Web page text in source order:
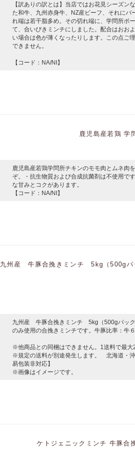
【訳ありの訳とは】当店ではお花見シーズ
た和牛、九州赤身牛、NZ産ビーフ、それに
れ端は若干脂多め。その切れ端に、学問所ポ
て、合いびきミンチにしました。配合はおお
い場合は色が薄くなったりします。この点ご
できません。
【コード：NA/NI】
鹿児島産若鶏 学
鹿児島産若鶏学問所チキンのモモ肉とムネ肉
ぞ。・抗生物質および合成抗菌剤は不使用で
な甘みとコクがあります。
【コード：NA/NI】
九州産 牛豚合挽きミンチ 5kg（500gパ
九州産 牛豚合挽きミンチ 5kg（500gパック
のみ使用の合挽きミンチです。牛豚比率：牛
※他商品との同梱はできません。1送料で最大
※規定の送料が別途発生します。 北海道・
易包装非対応】
※画像はイメージです。
ケトジェニックミンチ 牛豚合